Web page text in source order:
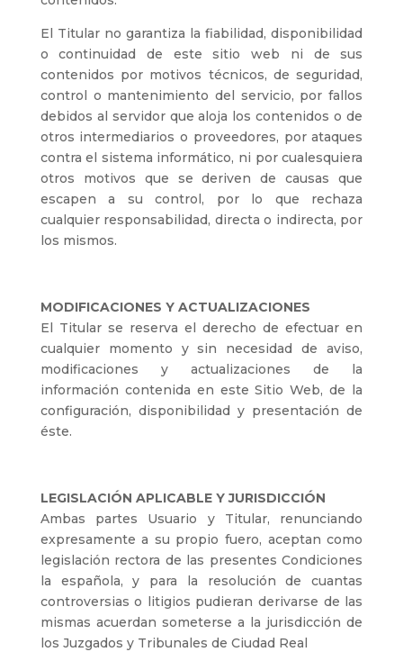
El Titular no garantiza la fiabilidad, disponibilidad
o continuidad de este sitio web ni de sus
contenidos por motivos técnicos, de seguridad,
control o mantenimiento del servicio, por fallos
debidos al servidor que aloja los contenidos o de
otros intermediarios o proveedores, por ataques
contra el sistema informático, ni por cualesquiera
otros motivos que se deriven de causas que
escapen a su control, por lo que rechaza
cualquier responsabilidad, directa o indirecta, por
los mismos.
MODIFICACIONES Y ACTUALIZACIONES
El Titular se reserva el derecho de efectuar en
cualquier momento y sin necesidad de aviso,
modificaciones y actualizaciones de la
información contenida en este Sitio Web, de la
configuración, disponibilidad y presentación de
éste.
LEGISLACIÓN APLICABLE Y JURISDICCIÓN
Ambas partes Usuario y Titular, renunciando
expresamente a su propio fuero, aceptan como
legislación rectora de las presentes Condiciones
la española, y para la resolución de cuantas
controversias o litigios pudieran derivarse de las
mismas acuerdan someterse a la jurisdicción de
los Juzgados y Tribunales de Ciudad Real